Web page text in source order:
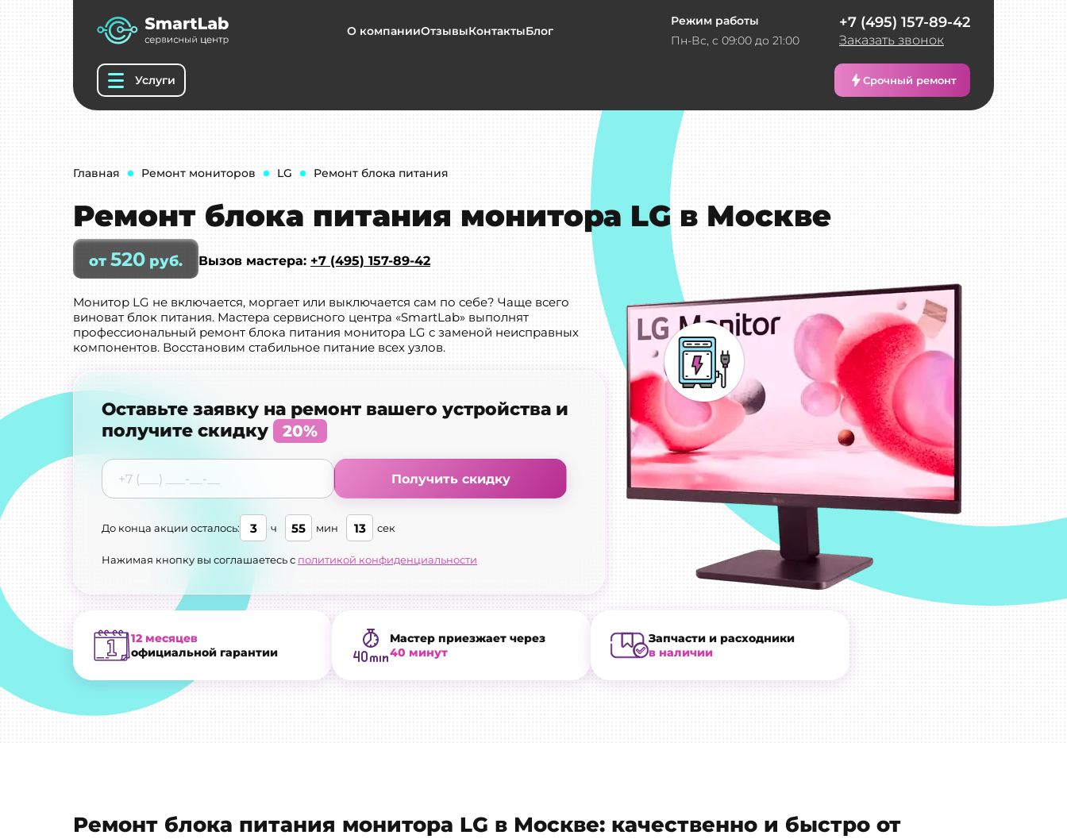
Услуги
О компанииОтзывыКонтактыБлог
Режим работы
Пн-Вс, с 09:00 до 21:00
+7 (495) 157-89-42
Заказать звонок
Срочный ремонт
Главная Ремонт мониторов LG Ремонт блока питания
Ремонт блока питания монитора LG в Москве
от 520 руб. Вызов мастера: +7 (495) 157-89-42
Монитор LG не включается, моргает или выключается сам по себе? Чаще всего
виноват блок питания. Мастера сервисного центра «SmartLab» выполнят
профессиональный ремонт блока питания монитора LG с заменой неисправных
компонентов. Восстановим стабильное питание всех узлов.
Оставьте заявку на ремонт вашего устройства и
получите скидку
20%
Получить скидку
До конца акции осталось: 3 ч 55 мин 12 сек
Нажимая кнопку вы соглашаетесь с политикой конфиденциальности
12 месяцев
официальной гарантии
Мастер приезжает через
40 минут
Запчасти и расходники
в наличии
Ремонт блока питания монитора LG в Москве: качественно и быстро от